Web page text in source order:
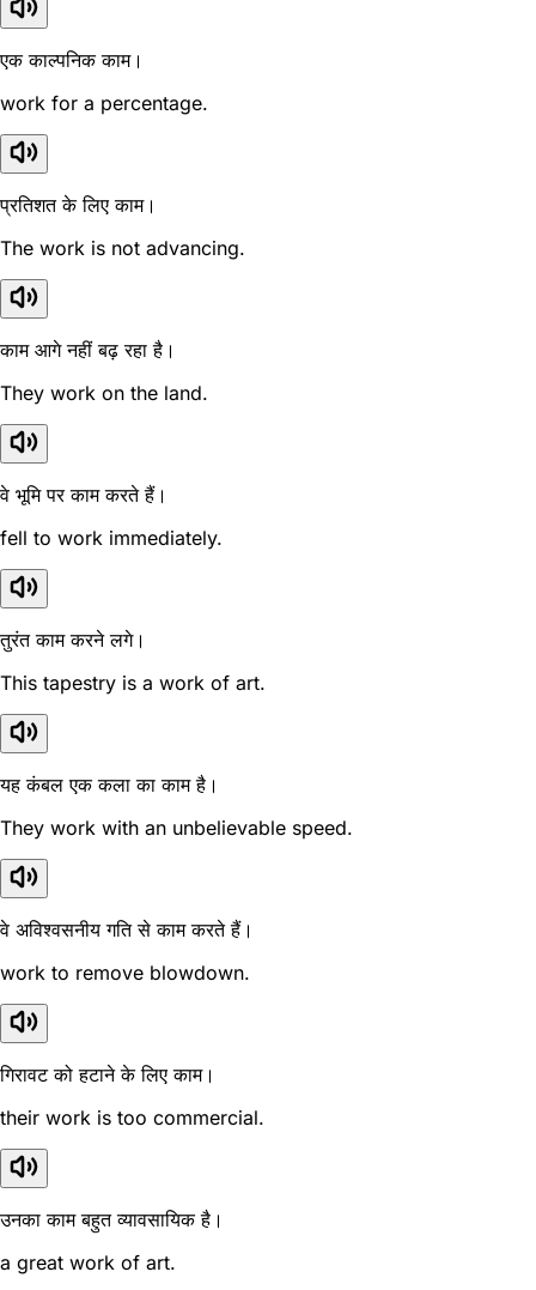
एक काल्पनिक काम।
work for a percentage.
प्रतिशत के लिए काम।
The work is not advancing.
काम आगे नहीं बढ़ रहा है।
They work on the land.
वे भूमि पर काम करते हैं।
fell to work immediately.
तुरंत काम करने लगे।
This tapestry is a work of art.
यह कंबल एक कला का काम है।
They work with an unbelievable speed.
वे अविश्वसनीय गति से काम करते हैं।
work to remove blowdown.
गिरावट को हटाने के लिए काम।
their work is too commercial.
उनका काम बहुत व्यावसायिक है।
a great work of art.